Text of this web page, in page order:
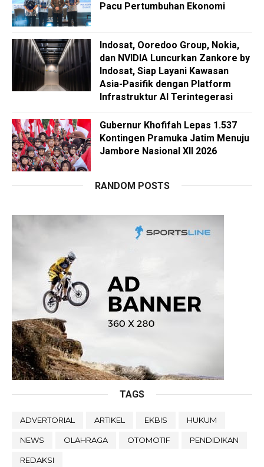
Pacu Pertumbuhan Ekonomi
Indosat, Ooredoo Group, Nokia,
dan NVIDIA Luncurkan Zankore by
Indosat, Siap Layani Kawasan
Asia-Pasifik dengan Platform
Infrastruktur AI Terintegerasi
Gubernur Khofifah Lepas 1.537
Kontingen Pramuka Jatim Menuju
Jambore Nasional XII 2026
RANDOM POSTS
TAGS
ADVERTORIAL ARTIKEL EKBIS HUKUM
NEWS OLAHRAGA OTOMOTIF PENDIDIKAN
REDAKSI